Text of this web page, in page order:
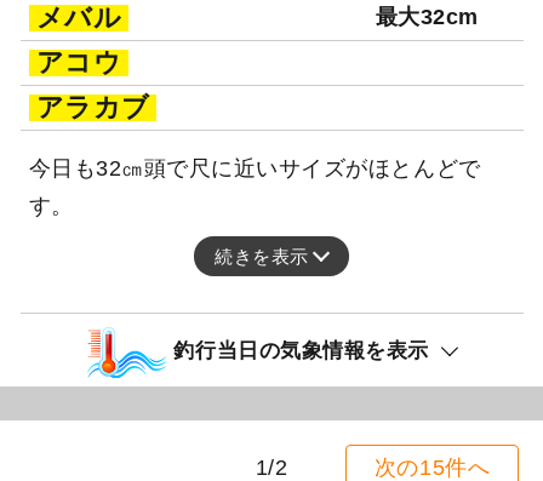
メバル 最大32cm
アコウ
アラカブ
今日も32㎝頭で尺に近いサイズがほとんどで
す。
続きを表示
釣行当日の気象情報を表示
1/2 次の15件へ